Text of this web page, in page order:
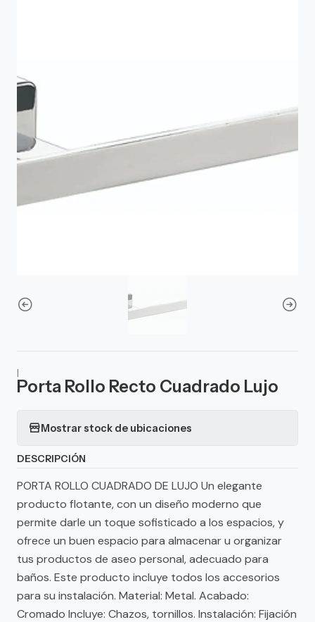
|
Porta Rollo Recto Cuadrado Lujo
Mostrar stock de ubicaciones
DESCRIPCIÓN
PORTA ROLLO CUADRADO DE LUJO Un elegante
producto flotante, con un diseño moderno que
permite darle un toque sofisticado a los espacios, y
ofrece un buen espacio para almacenar u organizar
tus productos de aseo personal, adecuado para
baños. Este producto incluye todos los accesorios
para su instalación. Material: Metal. Acabado:
Cromado Incluye: Chazos, tornillos. Instalación: Fijación